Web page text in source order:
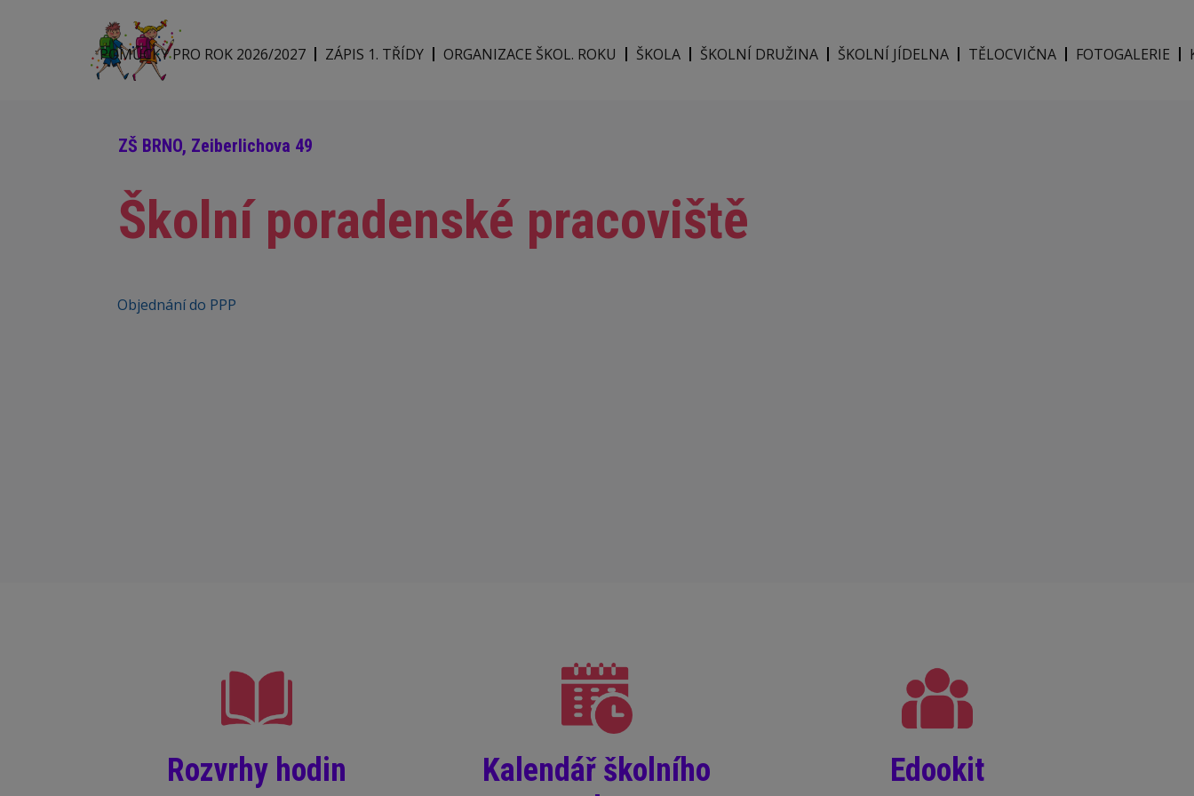
POMŮCKY PRO ROK 2026/2027 ZÁPIS 1. TŘÍDY ORGANIZACE ŠKOL. ROKU ŠKOLA ŠKOLNÍ DRUŽINA ŠKOLNÍ JÍDELNA TĚLOCVIČNA FOTOGALERIE
ZŠ BRNO, Zeiberlichova 49
Školní poradenské pracoviště
Objednání do PPP
Rozvrhy hodin
Kalendář školního
Edookit